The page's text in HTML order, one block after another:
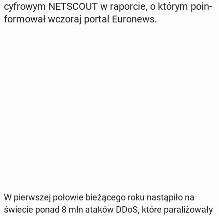
cy­fro­wym NET­SCO­UT w ra­por­cie, o którym po­in­
for­mo­wał wczoraj portal Eu­ro­news.
W pierw­szej połowie bie­żą­ce­go roku na­stą­pi­ło na
świecie ponad 8 mln ataków DDoS, które pa­ra­li­żo­wa­ły